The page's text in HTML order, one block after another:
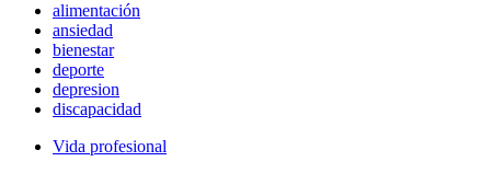
alimentación
ansiedad
bienestar
deporte
depresion
discapacidad
Vida profesional